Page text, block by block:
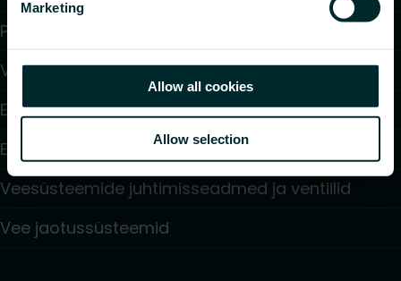
Marketing
Allow all cookies
Allow selection
Põrandaküte ja jahutus
Ventilaatoriga konvektorid
Elektriküte
Elektroonilised juhtimisseadmed
Veesüsteemide juhtimisseadmed ja ventiilid
Vee jaotussüsteemid